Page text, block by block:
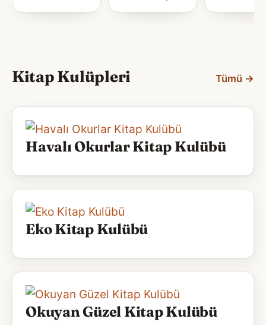
Kitap Kulüpleri Tümü →
Havalı Okurlar Kitap Kulübü
Eko Kitap Kulübü
Okuyan Güzel Kitap Kulübü